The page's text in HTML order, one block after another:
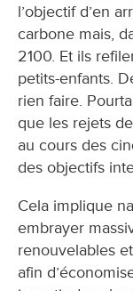
l’objectif d’en
carbone mais,
2100. Et ils
petits-enfants.
rien faire.
que les rejets
au cours des
des objectifs
Cela implique
embrayer
renouvelables
afin